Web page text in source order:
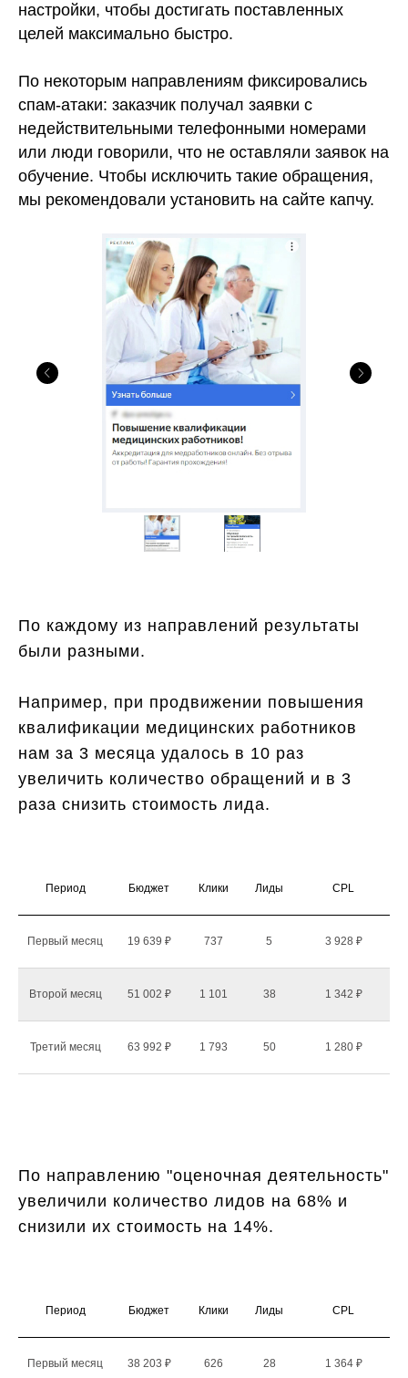
настройки, чтобы достигать поставленных
целей максимально быстро.
По некоторым направлениям фиксировались
спам-атаки: заказчик получал заявки с
недействительными телефонными номерами
или люди говорили, что не оставляли заявок на
обучение. Чтобы исключить такие обращения,
мы рекомендовали установить на сайте капчу.
По каждому из направлений результаты
были разными.
Например, при продвижении повышения
квалификации медицинских работников
нам за 3 месяца удалось в 10 раз
увеличить количество обращений и в 3
раза снизить стоимость лида.
Период Бюджет Клики Лиды CPL
Первый месяц 19 639 ₽ 737 5 3 928 ₽
Второй месяц 51 002 ₽ 1 101 38 1 342 ₽
Третий месяц 63 992 ₽ 1 793 50 1 280 ₽
По направлению "оценочная деятельность"
увеличили количество лидов на 68% и
снизили их стоимость на 14%.
Период Бюджет Клики Лиды CPL
Первый месяц 38 203 ₽ 626 28 1 364 ₽